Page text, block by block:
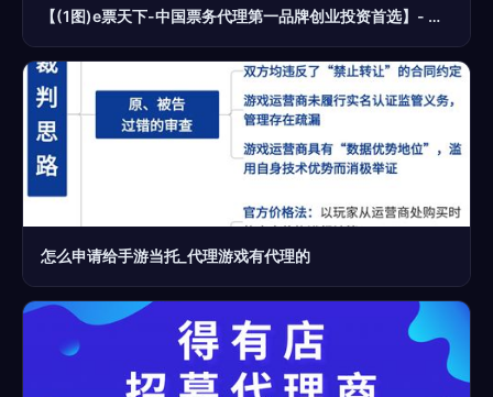
【(1图)e票天下-中国票务代理第一品牌创业投资首选】- 南京列举网
怎么申请给手游当托_代理游戏有代理的